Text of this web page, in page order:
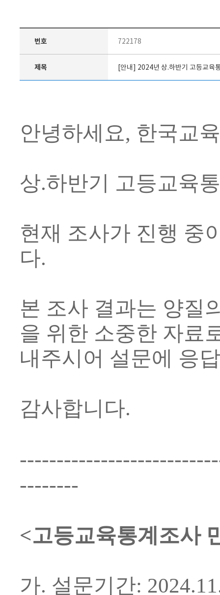
번호 722178
제목 [안내] 2024년 상.하반기 고등교육
안녕하세요, 한국교
상.하반기 고등교육
현재 조사가 진행 중
다.
본 조사 결과는 양질
을 위한 소중한 자료
내주시어 설문에 응
감사합니다.
--------
<고등교육통계조사
가. 설문기간: